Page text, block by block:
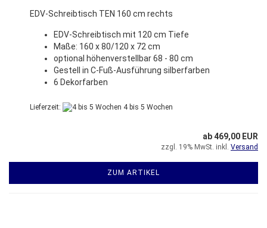
EDV-Schreibtisch TEN 160 cm rechts
EDV-Schreibtisch mit 120 cm Tiefe
Maße: 160 x 80/120 x 72 cm
optional höhenverstellbar 68 - 80 cm
Gestell in C-Fuß-Ausführung silberfarben
6 Dekorfarben
Lieferzeit: 4 bis 5 Wochen
ab 469,00 EUR
zzgl. 19% MwSt. inkl. Versand
ZUM ARTIKEL